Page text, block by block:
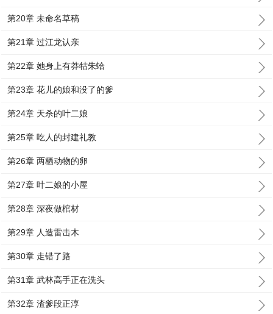
第20章 未命名草稿
第21章 过江龙认亲
第22章 她身上有莽牯朱蛤
第23章 花儿的娘和没了的爹
第24章 天杀的叶二娘
第25章 吃人的封建礼教
第26章 两栖动物的卵
第27章 叶二娘的小屋
第28章 深夜做棺材
第29章 人造雷击木
第30章 走错了路
第31章 武林高手正在洗头
第32章 渣爹段正淳